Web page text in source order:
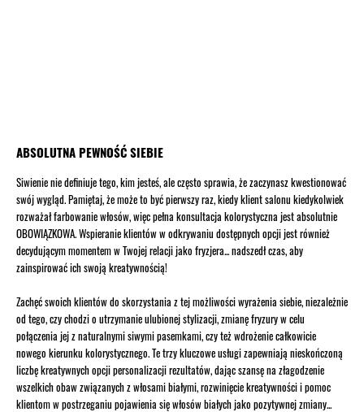
ABSOLUTNA PEWNOŚĆ SIEBIE
Siwienie nie definiuje tego, kim jesteś, ale często sprawia, że zaczynasz kwestionować
swój wygląd. Pamiętaj, że może to być pierwszy raz, kiedy klient salonu kiedykolwiek
rozważał farbowanie włosów, więc pełna konsultacja kolorystyczna jest absolutnie
OBOWIĄZKOWA. Wspieranie klientów w odkrywaniu dostępnych opcji jest również
decydującym momentem w Twojej relacji jako fryzjera... nadszedł czas, aby
zainspirować ich swoją kreatywnością!
Zachęć swoich klientów do skorzystania z tej możliwości wyrażenia siebie, niezależnie
od tego, czy chodzi o utrzymanie ulubionej stylizacji, zmianę fryzury w celu
połączenia jej z naturalnymi siwymi pasemkami, czy też wdrożenie całkowicie
nowego kierunku kolorystycznego. Te trzy kluczowe usługi zapewniają nieskończoną
liczbę kreatywnych opcji personalizacji rezultatów, dając szansę na złagodzenie
wszelkich obaw związanych z włosami białymi, rozwinięcie kreatywności i pomoc
klientom w postrzeganiu pojawienia się włosów białych jako pozytywnej zmiany...